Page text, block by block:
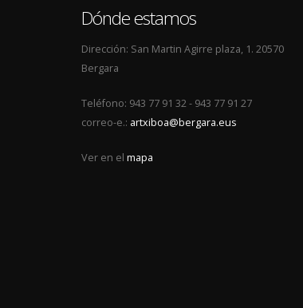
Dónde estamos
Dirección: San Martin Agirre plaza, 1. 20570
Bergara
Teléfono: 943 77 91 32 - 943 77 91 27
correo-e.: artxiboa@bergara.eus
Ver en el mapa